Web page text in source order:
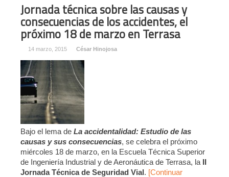
Jornada técnica sobre las causas y
consecuencias de los accidentes, el
próximo 18 de marzo en Terrasa
14 marzo, 2015 César Hinojosa
Bajo el lema de La accidentalidad: Estudio de las
causas y sus consecuencias, se celebra el próximo
miércoles 18 de marzo, en la Escuela Técnica Superior
de Ingeniería Industrial y de Aeronáutica de Terrasa, la II
Jornada Técnica de Seguridad Vial. [Continuar